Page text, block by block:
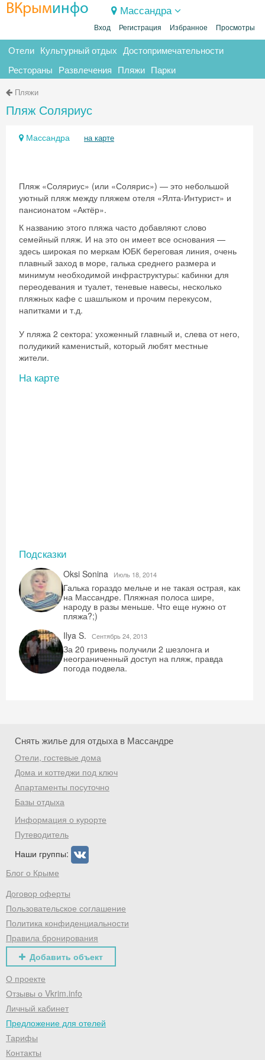
ВКрыминфо Массандра
Вход Регистрация Избранное Просмотры
Отели Культурный отдых Достопримечательности
Рестораны Развлечения Пляжи Парки
Пляжи
Пляж Соляриус
Массандра на карте
Пляж «Соляриус» (или «Солярис») — это небольшой
уютный пляж между пляжем отеля «Ялта-Интурист» и
пансионатом «Актёр».
К названию этого пляжа часто добавляют слово
семейный пляж. И на это он имеет все основания —
здесь широкая по меркам ЮБК береговая линия, очень
плавный заход в море, галька среднего размера и
минимум необходимой инфраструктуры: кабинки для
переодевания и туалет, теневые навесы, несколько
пляжных кафе с шашлыком и прочим перекусом,
напитками и т.д.
У пляжа 2 сектора: ухоженный главный и, слева от него,
полудикий каменистый, который любят местные
жители.
На карте
Подсказки
Oksi Sonina Июль 18, 2014
Галька гораздо мельче и не такая острая, как
на Массандре. Пляжная полоса шире,
народу в разы меньше. Что еще нужно от
пляжа?;)
Ilya S.
Сентябрь 24, 2013
За 20 гривень получили 2 шезлонга и
неограниченный доступ на пляж, правда
погода подвела.
Снять жилье для отдыха в Массандре
Отели, гостевые дома
Дома и коттеджи под ключ
Апартаменты посуточно
Базы отдыха
Информация о курорте
Путеводитель
Наши группы:
Блог о Крыме
Договор оферты
Пользовательское соглашение
Политика конфиденциальности
Правила бронирования
Добавить объект
О проекте
Отзывы о Vkrim.info
Личный кабинет
Предложение для отелей
Тарифы
Контакты
Скидка −5%
Хочешь дешевле? Оставь почту и получи
промокод на первое бронирование!